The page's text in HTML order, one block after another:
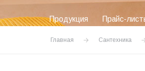
Продукция Прайс-
Главная Сантехника